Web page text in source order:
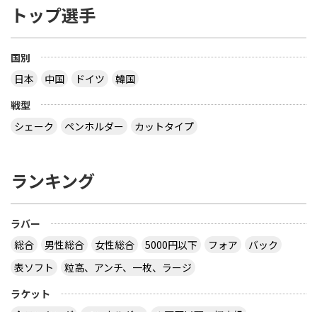
トップ選手
国別
日本
中国 ドイツ
韓国
戦型
シェーク
ペンホルダー カットタイプ
ランキング
ラバー
総合
男性総合 女性総合 5000円以下 フォア
バック
表ソフト
粒高、アンチ、一枚、ラージ
ラケット